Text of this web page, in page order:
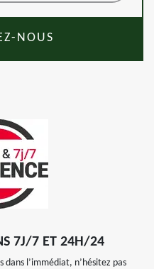
NOUS
7J/7 ET 24H/24
dans l’immédiat, n’hésitez pas